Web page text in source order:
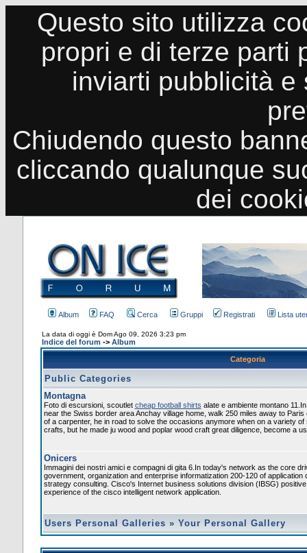
Questo sito utilizza
propri e di terze parti
inviarti pubblicità
Chiudendo questo
cliccando qualunque
dei
Album FAQ Cerca Gruppi Registrati Lista
La data di oggi è Dom Ago 09, 2026 3:23 pm
Indice del forum -> Album
Categoria
Public Categories
Montagna
Foto di escursioni, scoutlet cheap football shirts alate e ambiente montano
near the Swiss border area Anchay village home, walk 250 miles away to
of a carpenter, he in road to solve the occasions anymore when on a variety
crafts, but he made ju wood and poplar wood craft great diligence, become a
Onicers
Immagini dei nostri amici e compagni di gita 6.In today's network as the core
government, organization and enterprise informatization 200-120 of application
strategy consulting. Cisco's Internet business solutions division (IBSG)
experience of the cisco intelligent network application.
Users Personal Galleries » Your Personal Gallery